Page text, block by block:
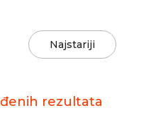
Najstariji
rezultata